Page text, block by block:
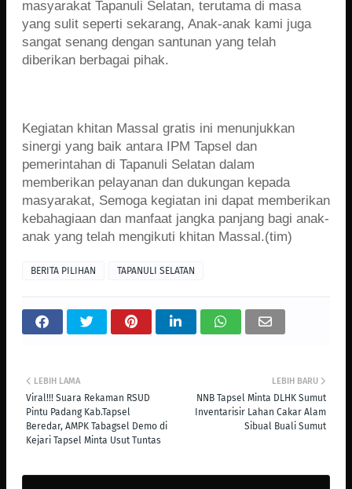
masyarakat Tapanuli Selatan, terutama di masa
yang sulit seperti sekarang, Anak-anak kami juga
sangat senang dengan santunan yang telah
diberikan berbagai pihak.
Kegiatan khitan Massal gratis ini menunjukkan
sinergi yang baik antara IPM Tapsel dan
pemerintahan di Tapanuli Selatan dalam
memberikan pelayanan dan dukungan kepada
masyarakat, Semoga kegiatan ini dapat memberikan
kebahagiaan dan manfaat jangka panjang bagi anak-
anak yang telah mengikuti khitan Massal.(tim)
BERITA PILIHAN TAPANULI SELATAN
LEBIH BARU
NNB Tapsel Minta DLHK Sumut
Inventarisir Lahan Cakar Alam
Sibual Buali Sumut
LEBIH LAMA
Viral!!! Suara Rekaman RSUD
Pintu Padang Kab.Tapsel
Beredar, AMPK Tabagsel Demo di
Kejari Tapsel Minta Usut Tuntas